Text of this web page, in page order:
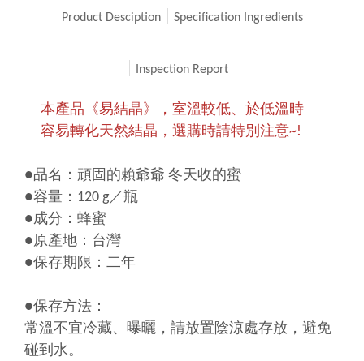
Product Desciption Specification Ingredients
Inspection Report
本產品《易結晶》，室溫較低、於低溫時
容易轉化天然結晶，選購時請特別注意~!
●品名：頑固的賴爺爺 冬天收的蜜
●容量：120 g／瓶
●成分：蜂蜜
●原產地：台灣
●保存期限：二年
●保存方法：
常溫不宜冷藏、曝曬，請放置陰涼處存放，避免
碰到水。